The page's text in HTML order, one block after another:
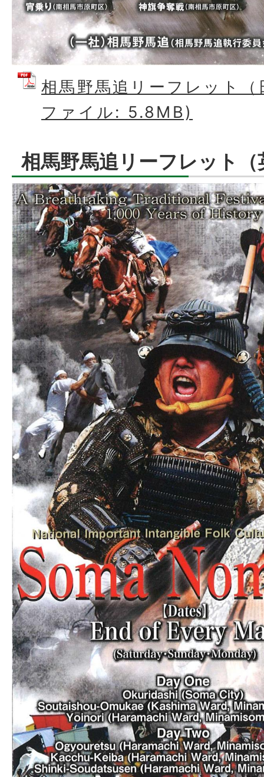
相馬野馬追リーフレット
ファイル: 5.8MB)
相馬野馬追リーフレット（